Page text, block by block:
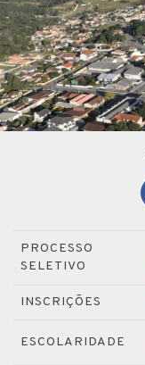
PROCESSO
SELETIVO
INSCRIÇÕES
ESCOLARIDADE